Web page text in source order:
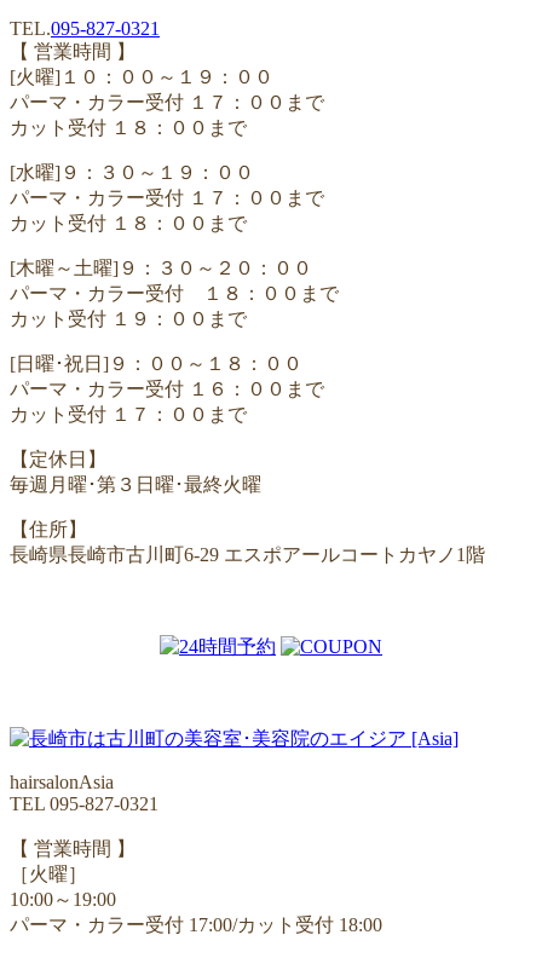
TEL.095-827-0321
【 営業時間 】
[火曜]１０：００～１９：００
パーマ・カラー受付 １７：００まで
カット受付 １８：００まで
[水曜]９：３０～１９：００
パーマ・カラー受付 １７：００まで
カット受付 １８：００まで
[木曜～土曜]９：３０～２０：００
パーマ・カラー受付 １８：００まで
カット受付 １９：００まで
[日曜･祝日]９：００～１８：００
パーマ・カラー受付 １６：００まで
カット受付 １７：００まで
【定休日】
毎週月曜･第３日曜･最終火曜
【住所】
長崎県長崎市古川町6-29 エスポアールコートカヤノ1階
hairsalonAsia
TEL 095-827-0321
【 営業時間 】
［火曜］
10:00～19:00
パーマ・カラー受付 17:00/カット受付 18:00